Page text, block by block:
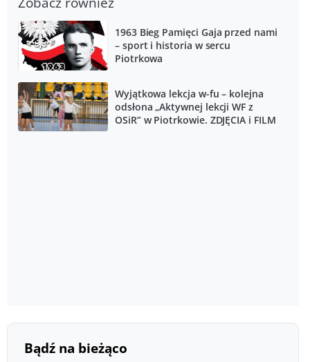
1963 Bieg Pamięci Gaja przed nami
– sport i historia w sercu
Piotrkowa
Wyjątkowa lekcja w-fu – kolejna
odsłona „Aktywnej lekcji WF z
OSiR” w Piotrkowie. ZDJĘCIA i FILM
Bądź na bieżąco